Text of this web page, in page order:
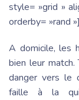
style= »grid »
orderby= »rand »]
A domicile, les
bien leur
danger vers le
faille à la